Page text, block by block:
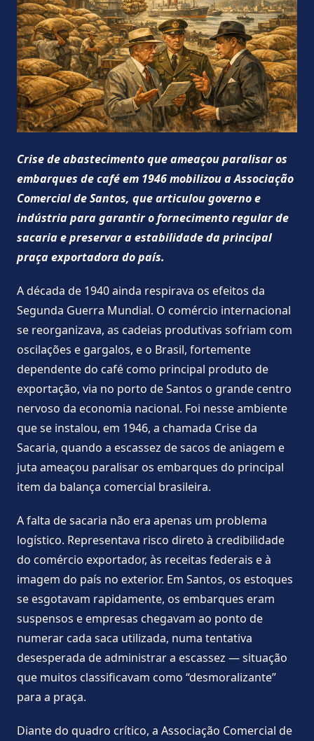
Crise de abastecimento que ameaçou paralisar os
embarques de café em 1946 mobilizou a Associação
Comercial de Santos, que articulou governo e
indústria para garantir o fornecimento regular de
sacaria e preservar a estabilidade da principal
praça exportadora do país.
A década de 1940 ainda respirava os efeitos da
Segunda Guerra Mundial. O comércio internacional
se reorganizava, as cadeias produtivas sofriam com
oscilações e gargalos, e o Brasil, fortemente
dependente do café como principal produto de
exportação, via no porto de Santos o grande centro
nervoso da economia nacional. Foi nesse ambiente
que se instalou, em 1946, a chamada Crise da
Sacaria, quando a escassez de sacos de aniagem e
juta ameaçou paralisar os embarques do principal
item da balança comercial brasileira.
A falta de sacaria não era apenas um problema
logístico. Representava risco direto à credibilidade
do comércio exportador, às receitas federais e à
imagem do país no exterior. Em Santos, os estoques
se esgotavam rapidamente, os embarques eram
suspensos e empresas chegavam ao ponto de
numerar cada saca utilizada, numa tentativa
desesperada de administrar a escassez — situação
que muitos classificavam como “desmoralizante”
para a praça.
Diante do quadro crítico, a Associação Comercial de